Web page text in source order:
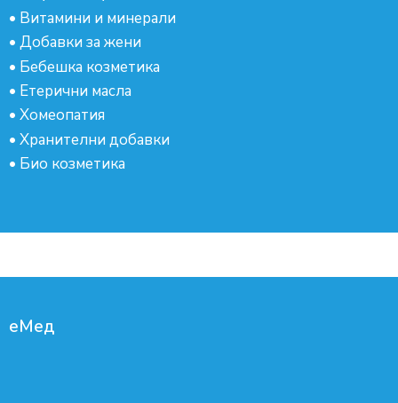
• Витамини и минерали
• Добавки за жени
• Бебешка козметика
• Етерични масла
• Хомеопатия
• Хранителни добавки
• Био козметика
еМед